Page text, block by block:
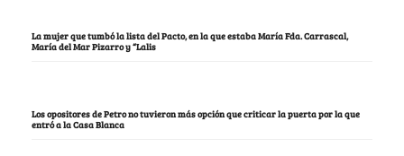
La mujer que tumbó la lista del Pacto, en la que estaba María Fda. Carrascal,
María del Mar Pizarro y “Lalis
Los opositores de Petro no tuvieron más opción que criticar la puerta por la que
entró a la Casa Blanca